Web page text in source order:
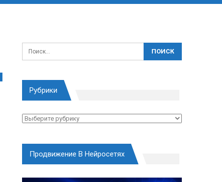
Рубрики
Рубрики
Продвижение В Нейросетях